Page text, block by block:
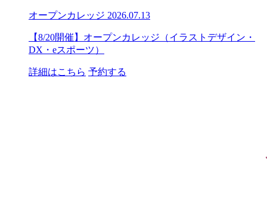
オープンカレッジ 2026.07.13
【8/20開催】オープンカレッジ（イラストデザイン・
DX・eスポーツ）
詳細はこちら 予約する